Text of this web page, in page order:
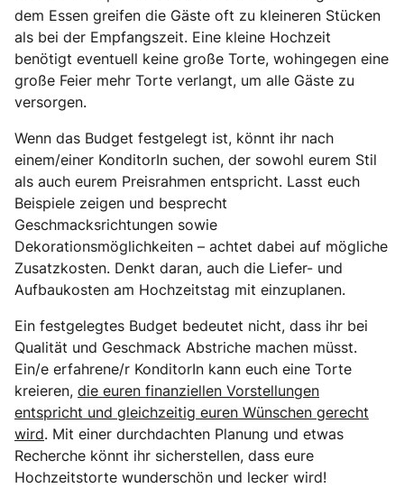
dem Essen greifen die Gäste oft zu kleineren Stücken
als bei der Empfangszeit. Eine kleine Hochzeit
benötigt eventuell keine große Torte, wohingegen eine
große Feier mehr Torte verlangt, um alle Gäste zu
versorgen.
Wenn das Budget festgelegt ist, könnt ihr nach
einem/einer KonditorIn suchen, der sowohl eurem Stil
als auch eurem Preisrahmen entspricht. Lasst euch
Beispiele zeigen und besprecht
Geschmacksrichtungen sowie
Dekorationsmöglichkeiten – achtet dabei auf mögliche
Zusatzkosten. Denkt daran, auch die Liefer- und
Aufbaukosten am Hochzeitstag mit einzuplanen.
Ein festgelegtes Budget bedeutet nicht, dass ihr bei
Qualität und Geschmack Abstriche machen müsst.
Ein/e erfahrene/r KonditorIn kann euch eine Torte
kreieren, die euren finanziellen Vorstellungen
entspricht und gleichzeitig euren Wünschen gerecht
wird. Mit einer durchdachten Planung und etwas
Recherche könnt ihr sicherstellen, dass eure
Hochzeitstorte wunderschön und lecker wird!